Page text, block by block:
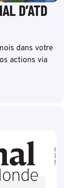
D’ATD
dans votre
actions via